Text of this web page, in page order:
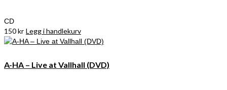
CD
150kr Legg i handlekurv
A-HA – Live at Vallhall (DVD)